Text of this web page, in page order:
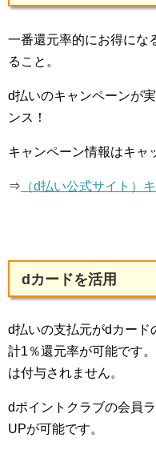
一番還元率的にお得にな
ること。
d払いのキャンペーンが
ンス！
キャンペーン情報はキャ
⇒ （d払い公式サイト）
dカードを活用
d払いの支払元がdカード
計1％還元率が可能です
は付与されません。
dポイントクラブの会員
UPが可能です。